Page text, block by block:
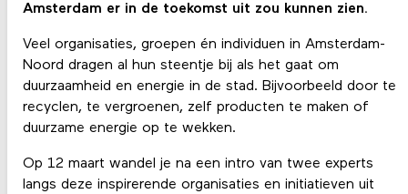
Amsterdam er in de toekomst uit zou kunnen zien.
Veel organisaties, groepen én individuen in Amsterdam-
Noord dragen al hun steentje bij als het gaat om
duurzaamheid en energie in de stad. Bijvoorbeeld door te
recyclen, te vergroenen, zelf producten te maken of
duurzame energie op te wekken.
Op 12 maart wandel je na een intro van twee experts
langs deze inspirerende organisaties en initiatieven uit